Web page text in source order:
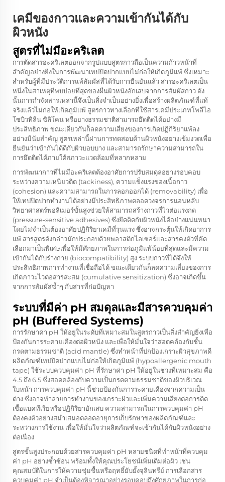
เคมีของกาวและความเข้ากันได้กับ
ผิวหนัง
สูตรที่ไม่มีอะคริเลต
การตัดสารอะคริเลตออกจากรูปแบบสูตรกาวถือเป็นความก้าวหน้าที่
สำคัญอย่างยิ่งในการพัฒนาเทปปิดปากแบบไม่ก่อให้เกิดภูมิแพ้ ซึ่งเหมาะ
สำหรับผู้ที่มีประวัติการแพ้สัมผัสที่ได้รับการยืนยันแล้ว สารอะคริเลตเป็น
หนึ่งในสาเหตุที่พบบ่อยที่สุดของผื่นผิวหนังอักเสบจากการสัมผัสกาว ดัง
นั้นการกำจัดสารเหล่านี้จึงเป็นสิ่งจำเป็นอย่างยิ่งเพื่อสร้างผลิตภัณฑ์ที่แท้
จริงแล้วไม่ก่อให้เกิดภูมิแพ้ สูตรกาวทางเลือกที่ใช้สารเคมีประเภทโพลีไอ
โซบิวทิลีน ซิลิโคน หรือยางธรรมชาติสามารถยึดติดได้อย่างมี
ประสิทธิภาพ ขณะเดียวกันก็ลดความเสี่ยงของการเกิดปฏิกิริยาแพ้ลง
อย่างมีนัยสำคัญ สูตรเหล่านี้ผ่านการทดสอบด้านผิวหนังอย่างเข้มงวดเพื่อ
ยืนยันว่าเข้ากันได้ดีกับผิวบอบบาง และสามารถรักษาความสามารถใน
การยึดติดได้ภายใต้สภาวะแวดล้อมที่หลากหลาย
การพัฒนากาวที่ไม่มีอะคริเลตต้องอาศัยการปรับสมดุลอย่างรอบคอบ
ระหว่างความเหนียวติด (tackiness), ความแข็งแรงของเนื้อกาว
(cohesion) และความสามารถในการลอกออกได้ (removability) เพื่อ
ให้เทปปิดปากทำงานได้อย่างมีประสิทธิภาพตลอดวงจรการนอนหลับ
วิทยาศาสตร์พอลิเมอร์ขั้นสูงช่วยให้สามารถสร้างกาวที่ไวต่อแรงกด
(pressure-sensitive adhesives) ซึ่งยึดติดกับผิวหนังได้อย่างแน่นหนา
โดยไม่จำเป็นต้องอาศัยปฏิกิริยาเคมีที่รุนแรง ซึ่งอาจกระตุ้นให้เกิดอาการ
แพ้ สารสูตรดังกล่าวมักประกอบด้วยพลาสติกไลเซอร์และสารคงตัวที่คัด
เลือกมาเป็นพิเศษเพื่อให้มีศักยภาพในการก่อภูมิแพ้น้อยที่สุดและมีความ
เข้ากันได้กับร่างกาย (biocompatibility) สูง ระบบกาวที่ได้จึงให้
ประสิทธิภาพการทำงานที่เชื่อถือได้ ขณะเดียวกันก็ลดความเสี่ยงของการ
เกิดภาวะไวต่อสารสะสม (cumulative sensitization) ซึ่งอาจเกิดขึ้น
จากการสัมผัสซ้ำๆ กับสารที่ก่อปัญหา
ระบบที่มีค่า pH สมดุลและมีสารควบคุมค่า
pH (Buffered Systems)
การรักษาค่า pH ให้อยู่ในระดับที่เหมาะสมในสูตรกาวเป็นสิ่งสำคัญยิ่งเพื่อ
ป้องกันการระคายเคืองต่อผิวหนัง และเพื่อให้มั่นใจว่าสอดคล้องกับชั้น
กรดตามธรรมชาติ (acid mantle) ซึ่งทำหน้าที่ปกป้องเกราะผิวสุขภาพดี
ผลิตภัณฑ์เทปปิดปากแบบไม่ก่อให้เกิดภูมิแพ้ (hypoallergenic mouth
tape) ใช้ระบบควบคุมค่า pH ที่รักษาค่า pH ให้อยู่ในช่วงที่เหมาะสม คือ
4.5 ถึง 6.5 ซึ่งสอดคล้องกับความเป็นกรดตามธรรมชาติของผิวบริเวณ
ใบหน้า การควบคุมค่า pH นี้ช่วยป้องกันการระคายเคืองจากความเป็น
ด่าง ซึ่งอาจทำลายการทำงานของเกราะผิวและเพิ่มความเสี่ยงต่อการติด
เชื้อแบคทีเรียหรือปฏิกิริยาอักเสบ ความสามารถในการควบคุมค่า pH
ต้องคงตัวอย่างสม่ำเสมอตลอดอายุการเก็บรักษาของผลิตภัณฑ์และ
ระหว่างการใช้งาน เพื่อให้มั่นใจว่าผลิตภัณฑ์จะเข้ากันได้กับผิวหนังอย่าง
ต่อเนื่อง
สูตรขั้นสูงประกอบด้วยสารควบคุมค่า pH หลายชนิดที่ทำหน้าที่ควบคุม
ค่า pH อย่างซ้ำซ้อน พร้อมทั้งให้คุณประโยชน์เพิ่มเติมต่อผิว เช่น
คุณสมบัติในการให้ความชุ่มชื้นหรือฤทธิ์ยับยั้งจุลินทรีย์ การเลือกสาร
ควบคุมค่า pH จำเป็นต้องพิจารณาอย่างรอบคอบถึงศักยภาพในการก่อ